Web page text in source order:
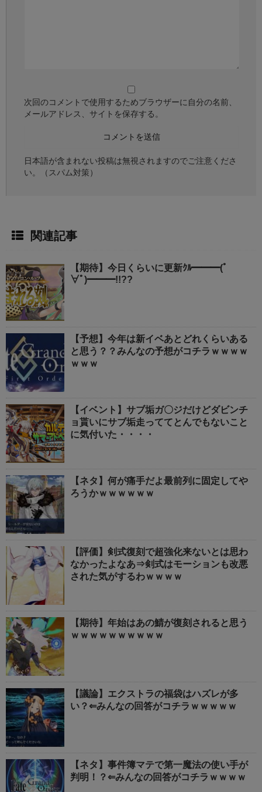
次回のコメントで使用するためブラウザーに自分の名前、
メールアドレス、サイトを保存する。
日本語が含まれない投稿は無視されますのでご注意くださ
い。（スパム対策）
関連記事
【期待】今日くらいに更新ｸﾙ━━━(ﾟ
∀ﾟ)━━━!!??
【予想】今年は新イベあとどれくらいある
と思う？？みんなの予想がコチラｗｗｗｗ
ｗｗｗ
【イベント】サブ垢ガ〇ジだけどダビンチ
ョ貰いにサブ垢走っててとんでもないこと
に気付いた・・・・
【ネタ】何が痛手だよ最前列に固定してや
ろうかｗｗｗｗｗｗ
【評価】剣式復刻で超強化来ないとは思わ
なかったよなあ⇒剣式はモーションも改悪
された気がするわｗｗｗｗ
【期待】年始はあの鯖が復刻されると思う
ｗｗｗｗｗｗｗｗｗｗ
【議論】エクストラの福袋はハズレが多
い？⇐みんなの回答がコチラｗｗｗｗｗ
【ネタ】事件簿マテで第一魔法の使い手が
判明！？⇐みんなの回答がコチラｗｗｗｗ